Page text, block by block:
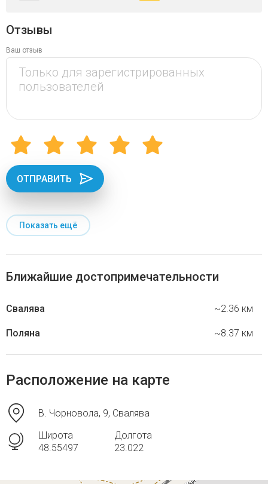
Отзывы
Ваш отзыв
ОТПРАВИТЬ
Показать ещё
Ближайшие достопримечательности
Свалява ~2.36 км
Поляна ~8.37 км
Расположение на карте
В. Чорновола, 9, Свалява
Широта
48.55497
Долгота
23.022